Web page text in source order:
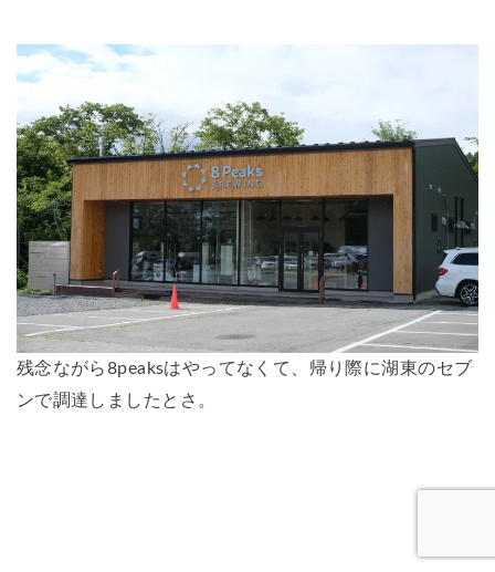
残念ながら8peaksはやってなくて、帰り際に湖東のセブ
ンで調達しましたとさ。